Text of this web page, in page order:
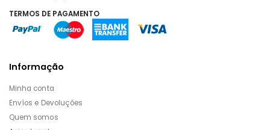
TERMOS DE PAGAMENTO
Informação
Minha conta
Envíos e Devoluções
Quem somos